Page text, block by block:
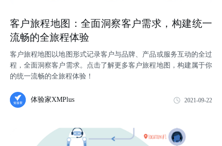
客户旅程地图：全面洞察客户需求，构建统一
流畅的全旅程体验
客户旅程地图以地图形式记录客户与品牌、产品或服务互动的全过
程，全面洞察客户需求。点击了解更多客户旅程地图，构建属于你
的统一流畅的全旅程体验！
体验家XMPlus 2021-09-22